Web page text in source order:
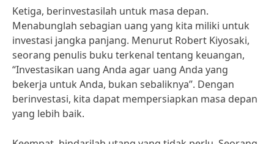
Ketiga, berinvestasilah untuk masa depan.
Menabunglah sebagian uang yang kita miliki untuk
investasi jangka panjang. Menurut Robert Kiyosaki,
seorang penulis buku terkenal tentang keuangan,
“Investasikan uang Anda agar uang Anda yang
bekerja untuk Anda, bukan sebaliknya”. Dengan
berinvestasi, kita dapat mempersiapkan masa depan
yang lebih baik.